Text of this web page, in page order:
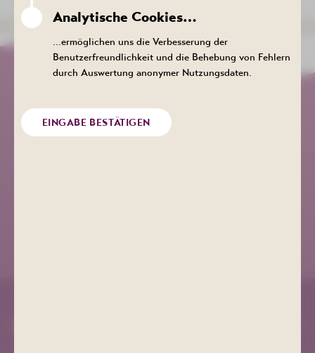
+49 (0) 3771 21 55 00
Analytische Cookies…
…ermöglichen uns die Verbesserung der
Benutzerfreundlichkeit und die Behebung von Fehlern
durch Auswertung anonymer Nutzungsdaten.
EINGABE BESTÄTIGEN